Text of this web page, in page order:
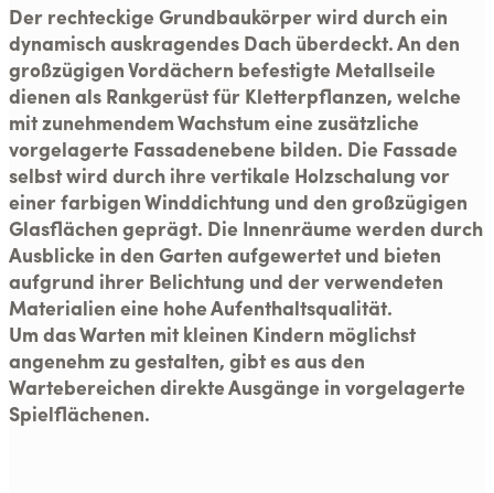
Der rechteckige Grundbaukörper wird durch ein
dynamisch auskragendes Dach überdeckt. An den
großzügigen Vordächern befestigte Metallseile
dienen als Rankgerüst für Kletterpflanzen, welche
mit zunehmendem Wachstum eine zusätzliche
vorgelagerte Fassadenebene bilden. Die Fassade
selbst wird durch ihre vertikale Holzschalung vor
einer farbigen Winddichtung und den großzügigen
Glasflächen geprägt. Die Innenräume werden durch
Ausblicke in den Garten aufgewertet und bieten
aufgrund ihrer Belichtung und der verwendeten
Materialien eine hohe Aufenthaltsqualität.
Um das Warten mit kleinen Kindern möglichst
angenehm zu gestalten, gibt es aus den
Wartebereichen direkte Ausgänge in vorgelagerte
Spielflächenen.